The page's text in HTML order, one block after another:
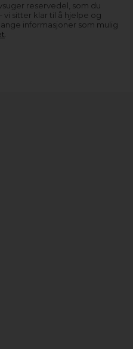
reservedel, som du
vi sitter klar til å hjelpe og
informasjoner som mulig